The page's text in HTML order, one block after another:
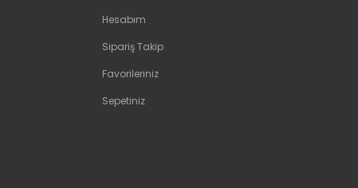
Hesabım
Sipariş Takip
Favorileriniz
Sepetiniz